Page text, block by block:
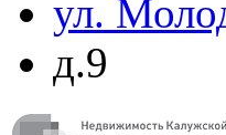
ул.
д.9